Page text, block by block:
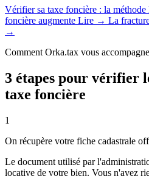
Vérifier sa taxe foncière : la méthode
foncière augmente Lire → La
→
Comment Orka.tax vous
3 étapes pour vérifier
taxe foncière
1
On récupère votre fiche cadastrale
Le document utilisé par
locative de votre bien. Vous n'avez